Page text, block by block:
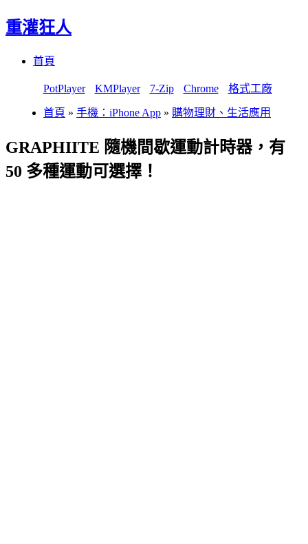
重灌狂人
首頁
PotPlayer KMPlayer 7-Zip Chrome 格式工廠
首頁 » 手機：iPhone App » 購物理財、生活應用
GRAPHIITE 隨機間歇運動計時器，有
50 多種運動可選擇！